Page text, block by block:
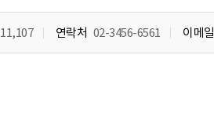
11,107 연락처 02-3456-6561 이메일